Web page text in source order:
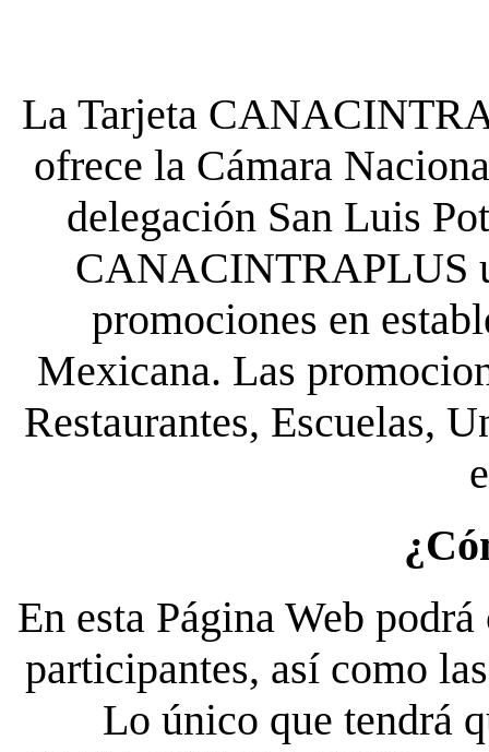
La Tarjeta
ofrece la Cámara
delegación San Luis
CANACINTRAPLUS
promociones en
Mexicana. Las
Restaurantes, Escuelas,
En esta Página Web
participantes, así como
Lo único que tendrá